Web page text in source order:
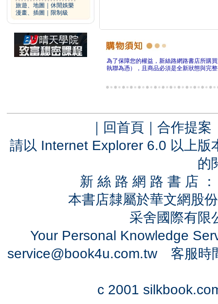
旅遊、地圖
休閒娛樂
漫畫、插圖
限制級
為了保障您的權益，新絲路網路書店所購
執聯為憑），且商品必須是全新狀態與完
｜ 回首頁 ｜ 合作提案
請以 Internet Explorer 6.0 以上
的
新 絲 路 網 路 書 店
本書店隸屬於華文網股
采舍國際有
Your Personal Knowledge
service@book4u.com.tw客服時
c 2001